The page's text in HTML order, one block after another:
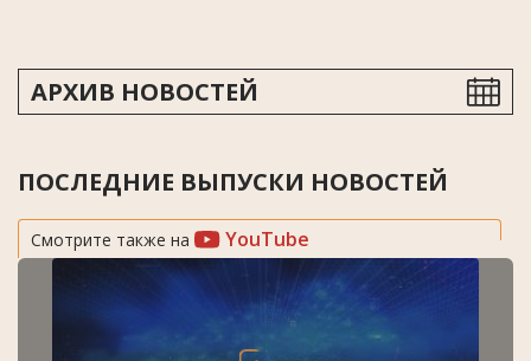
АРХИВ НОВОСТЕЙ
ПОСЛЕДНИЕ ВЫПУСКИ НОВОСТЕЙ
Смотрите также на YouTube